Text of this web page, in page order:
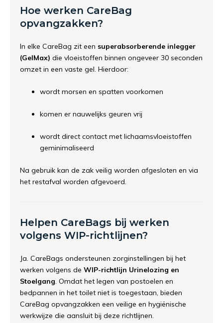
Hoe werken CareBag
opvangzakken?
In elke CareBag zit een superabsorberende inlegger
(GelMax) die vloeistoffen binnen ongeveer 30 seconden
omzet in een vaste gel. Hierdoor:
wordt morsen en spatten voorkomen
komen er nauwelijks geuren vrij
wordt direct contact met lichaamsvloeistoffen
geminimaliseerd
Na gebruik kan de zak veilig worden afgesloten en via
het restafval worden afgevoerd.
Helpen CareBags bij werken
volgens WIP-richtlijnen?
Ja. CareBags ondersteunen zorginstellingen bij het
werken volgens de WIP-richtlijn Urinelozing en
Stoelgang. Omdat het legen van postoelen en
bedpannen in het toilet niet is toegestaan, bieden
CareBag opvangzakken een veilige en hygiënische
werkwijze die aansluit bij deze richtlijnen.